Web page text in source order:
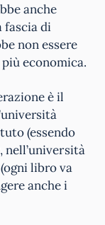
anche
fascia di
non essere
economica.
è il
(essendo
libro va
anche i